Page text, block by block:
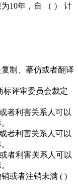
10年，自 （ ） 计
制、摹仿或者翻译
标评审委员会裁定
者利害关系人可以
者利害关系人可以
者利害关系人可以
或者注销未满 ( )